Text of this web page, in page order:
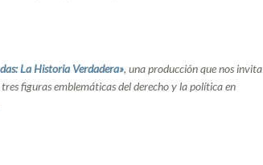
La Historia Verdadera», una producción que nos invita
figuras emblemáticas del derecho y la política en